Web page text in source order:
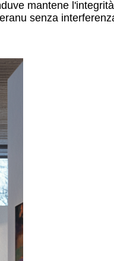
mantene
senza